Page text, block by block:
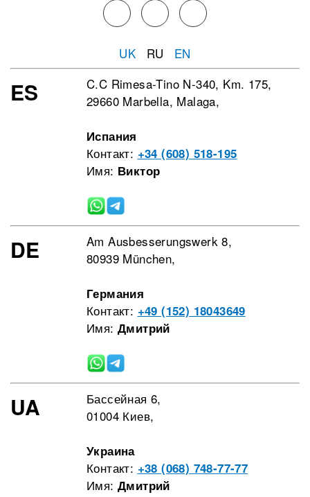
UK RU EN
ES
C.C Rimesa-Tino N-340, Km. 175,
29660 Marbella, Malaga,
Испания
Контакт: +34 (608) 518-195
Имя: Виктор
DE
Am Ausbesserungswerk 8,
80939 München,
Германия
Контакт: +49 (152) 18043649
Имя: Дмитрий
UA
Бассейная 6,
01004 Киев,
Украина
Контакт: +38 (068) 748-77-77
Имя: Дмитрий